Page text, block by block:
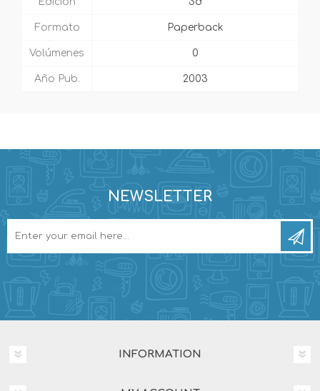
Formato Paperback
Volúmenes 0
Año Pub. 2003
NEWSLETTER
INFORMATION